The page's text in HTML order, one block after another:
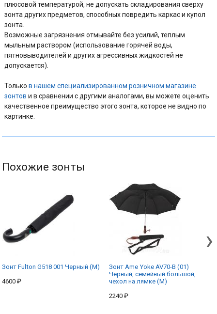
плюсовой температурой, не допускать складирования сверху
зонта других предметов, способных повредить каркас и купол
зонта.
Возможные загрязнения отмывайте без усилий, теплым
мыльным раствором (использование горячей воды,
пятновыводителей и других агрессивных жидкостей не
допускается).
Тольков нашем специализированном розничном магазине
зонтов и в сравнении с другими аналогами, вы можете оценить
качественное преимущество этого зонта, которое не видно по
картинке.
Похожие зонты
Зонт Fulton G518 001 Черный (M)
4600 ₽
Зонт Ame Yoke AV70-B (01)
Черный, семейный большой,
чехол на лямке (M)
2240 ₽
›